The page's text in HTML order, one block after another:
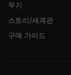
무기
스토리/세계관
구매 가이드